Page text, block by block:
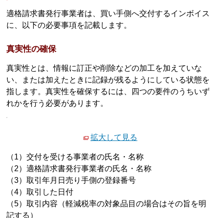
適格請求書発行事業者は、買い手側へ交付するインボイス
に、以下の必要事項を記載します。
真実性の確保
真実性とは、情報に訂正や削除などの加工を加えていな
い、または加えたときに記録が残るようにしている状態を
指します。真実性を確保するには、四つの要件のうちいず
れかを行う必要があります。
拡大して見る
（1）交付を受ける事業者の氏名・名称
（2）適格請求書発行事業者の氏名・名称
（3）取引年月日売り手側の登録番号
（4）取引した日付
（5）取引内容（軽減税率の対象品目の場合はその旨を明
記する）